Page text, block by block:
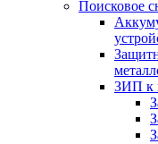
Поисковое
ЗИП к